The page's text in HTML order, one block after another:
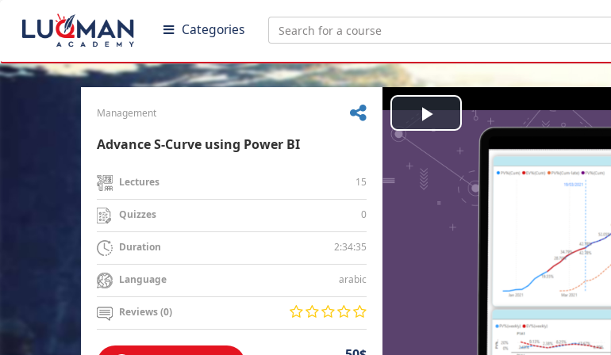
Categories
Management
Advance S-Curve using Power BI
Lectures 15
Quizzes 0
Duration 2:34:35
Language arabic
Reviews (0)
Play
Video